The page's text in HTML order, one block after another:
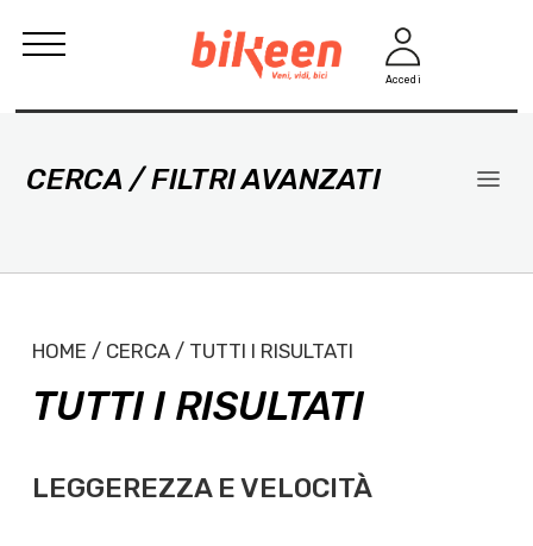
Accedi
CERCA / FILTRI AVANZATI
HOME / CERCA / TUTTI I RISULTATI
TUTTI I RISULTATI
LEGGEREZZA E VELOCITÀ